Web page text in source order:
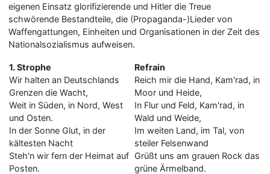
eigenen Einsatz glorifizierende und Hitler die Treue
schwörende Bestandteile, die (Propaganda-)Lieder von
Waffengattungen, Einheiten und Organisationen in der Zeit des
Nationalsozialismus aufweisen.
1. Strophe
Wir halten an Deutschlands
Grenzen die Wacht,
Weit in Süden, in Nord, West
und Osten.
In der Sonne Glut, in der
kältesten Nacht
Steh'n wir fern der Heimat auf
Posten.
Refrain
Reich mir die Hand, Kam'rad, in
Moor und Heide,
In Flur und Feld, Kam'rad, in
Wald und Weide,
Im weiten Land, im Tal, von
steiler Felsenwand
Grüßt uns am grauen Rock das
grüne Ärmelband.